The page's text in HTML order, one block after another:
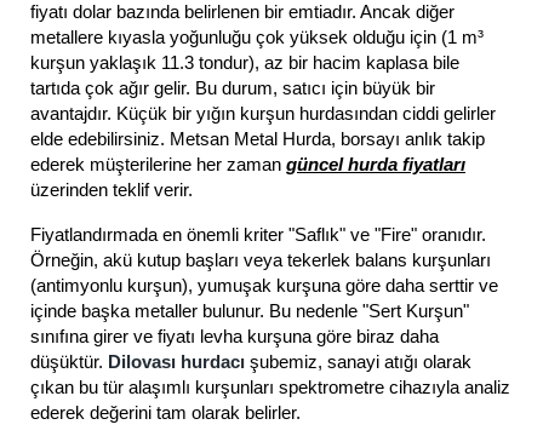
fiyatı dolar bazında belirlenen bir emtiadır. Ancak diğer
metallere kıyasla yoğunluğu çok yüksek olduğu için (1 m³
kurşun yaklaşık 11.3 tondur), az bir hacim kaplasa bile
tartıda çok ağır gelir. Bu durum, satıcı için büyük bir
avantajdır. Küçük bir yığın kurşun hurdasından ciddi gelirler
elde edebilirsiniz. Metsan Metal Hurda, borsayı anlık takip
ederek müşterilerine her zaman güncel hurda fiyatları
üzerinden teklif verir.
Fiyatlandırmada en önemli kriter "Saflık" ve "Fire" oranıdır.
Örneğin, akü kutup başları veya tekerlek balans kurşunları
(antimyonlu kurşun), yumuşak kurşuna göre daha serttir ve
içinde başka metaller bulunur. Bu nedenle "Sert Kurşun"
sınıfına girer ve fiyatı levha kurşuna göre biraz daha
düşüktür. Dilovası hurdacı şubemiz, sanayi atığı olarak
çıkan bu tür alaşımlı kurşunları spektrometre cihazıyla analiz
ederek değerini tam olarak belirler.